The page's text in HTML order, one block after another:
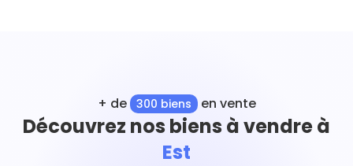
+ de 300 biens en vente
Découvrez nos biens à vendre à
Est